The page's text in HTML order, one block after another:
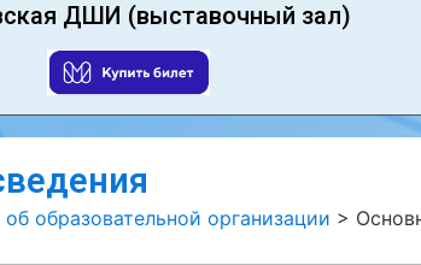
ДШИ (выставочный зал)
образовательной организации >